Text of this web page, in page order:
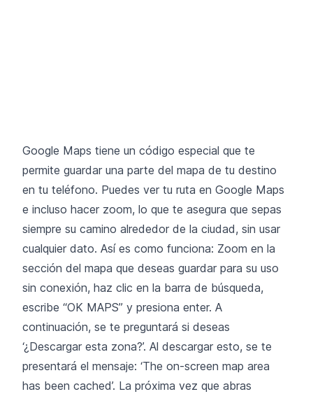
Google Maps tiene un código especial que te
permite guardar una parte del mapa de tu destino
en tu teléfono. Puedes ver tu ruta en Google Maps
e incluso hacer zoom, lo que te asegura que sepas
siempre su camino alrededor de la ciudad, sin usar
cualquier dato. Así es como funciona: Zoom en la
sección del mapa que deseas guardar para su uso
sin conexión, haz clic en la barra de búsqueda,
escribe “OK MAPS” y presiona enter. A
continuación, se te preguntará si deseas
‘¿Descargar esta zona?’. Al descargar esto, se te
presentará el mensaje: ‘The on-screen map area
has been cached’. La próxima vez que abras